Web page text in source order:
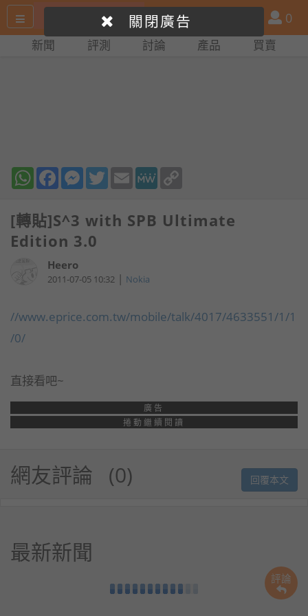
尋
產
品
比
會
員
0
新聞 評測 討論 產品 買賣
評論
WhatsAppFacebookMessenger
TwitterEmail MeWe
[轉貼]S^3 with SPB Ultimate
Edition 3.0
Heero
2011-07-05 10:32 | Nokia
//www.eprice.com.tw/mobile/talk/4017/4633551/1/1
/0/
直接看吧~
關閉廣告
廣告
捲動繼續閱讀
網友評論 0 回覆本文
最新新聞